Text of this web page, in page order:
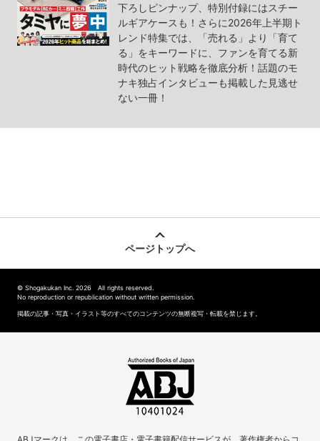
下ろしピンナップ、特別付録にはスチー
ルギアケースも！さらに2026年上半期ト
レンド特集では、「売れる」より「育て
る」をキーワードに、ファンを育てる新
時代のヒット戦略を徹底分析！話題のモ
ナキ独占インタビューも掲載した見逃せ
ない一冊！
ページトップへ
© Shogakukan Inc. 2026 All rights reserved.
No reproduction or republication without written permission.
掲載の記事・写真・イラスト等のすべてのコンテンツの無断複写・転載を禁じます。